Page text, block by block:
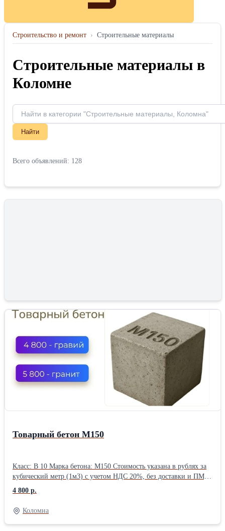
Строительство и ремонт › Строительные материалы
Строительные материалы в
Коломне
Найти
Всего объявлений: 128
Товарный бетон М150
Класс: В 10 Марка бетона: М150 Стоимость указана в рублях за
кубический метр (1м3) с учетом НДС 20%, без доставки и ПМД
Воспользуйтесь выгодным предложением: скидка 7% будет
зафиксирована за вашим номером телефона до конца недели.
Доставка бетона и раствора — круглосуточно, без выходных.
Оформите заявку прямо сейчас, чтобы зафиксировать цену.
4 800 р.
Коломна